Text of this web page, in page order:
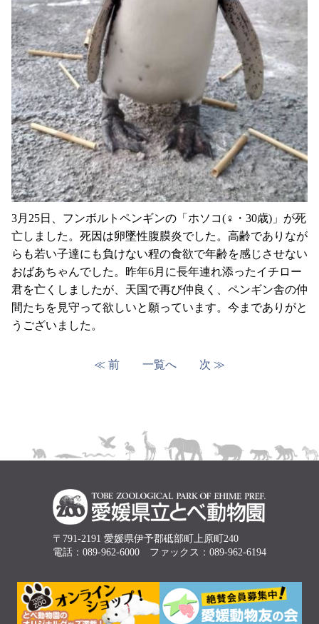
3月25日、フンボルトペンギンの「ホソコ(♀・30歳)」が死
亡しました。死因は卵墜性腹膜炎でした。高齢でありなが
らも若い子達にも負けない程の食欲で年齢を感じさせない
おばあちゃんでした。昨年6月に長年連れ添ったイチロー
君を亡くしましたが、天国で再び仲良く、ペンギン舎の仲
間たちを見守って欲しいと願っています。今までありがと
うございました。
≪ 前 一覧へ 次 ≫
〒791-2191 愛媛県伊予郡砥部町上原町240
電話：089-962-6000 ファックス：089-962-6194